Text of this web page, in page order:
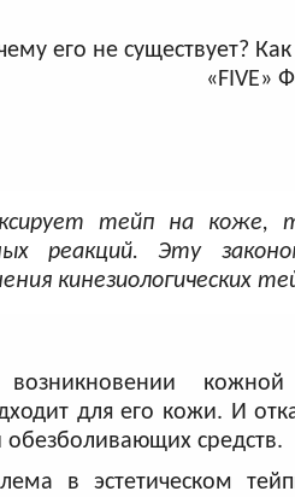
тейп на
реакций. Эту
кинезиологических
для его кожи. И
средств.
в эстетическом